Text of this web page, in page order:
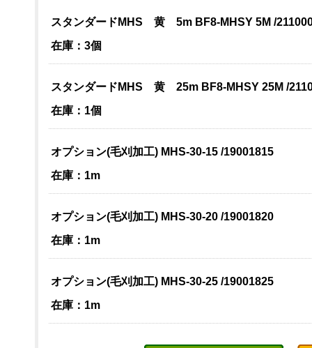
スタンダードMHS 黄 5m BF8-MHSY 5M /
在庫：3個
スタンダードMHS 黄 25m BF8-MHSY 25M /
在庫：1個
オプション(毛刈加工) MHS-30-15 /19001815
在庫：1m
オプション(毛刈加工) MHS-30-20 /19001820
在庫：1m
オプション(毛刈加工) MHS-30-25 /19001825
在庫：1m